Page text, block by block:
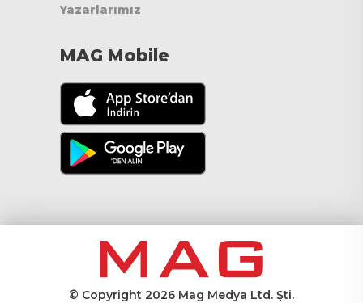
Yazarlarımız
MAG Mobile
© Copyright 2026 Mag Medya Ltd. Şti.